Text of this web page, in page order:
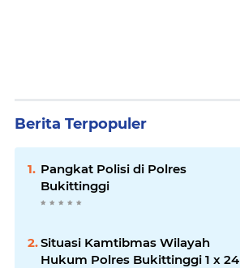
Berita Terpopuler
Pangkat Polisi di Polres
Bukittinggi
Situasi Kamtibmas Wilayah
Hukum Polres Bukittinggi 1 x 24